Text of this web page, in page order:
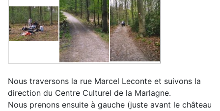
Nous traversons la rue Marcel Leconte et suivons la
direction du Centre Culturel de la Marlagne.
Nous prenons ensuite à gauche (juste avant le château